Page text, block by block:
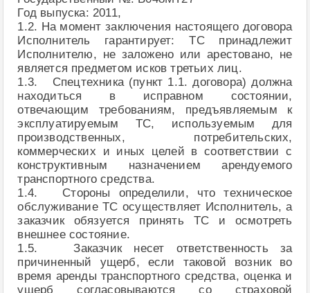
Год выпуска: 2011,
1.2. На момент заключения настоящего договора
Исполнитель гарантирует: ТС принадлежит
Исполнителю, не заложено или арестовано, не
является предметом исков третьих лиц.
1.3. Спецтехника (пункт 1.1. договора) должна
находиться в исправном состоянии,
отвечающим требованиям, предъявляемым к
эксплуатируемым ТС, используемым для
производственных, потребительских,
коммерческих и иных целей в соответствии с
конструктивным назначением арендуемого
транспортного средства.
1.4. Стороны определили, что техническое
обслуживание ТС осуществляет Исполнитель, а
заказчик обязуется принять ТС и осмотреть
внешнее состояние.
1.5. Заказчик несет ответственность за
причиненный ущерб, если таковой возник во
время аренды транспортного средства, оценка и
ущерб согласовываются со страховой